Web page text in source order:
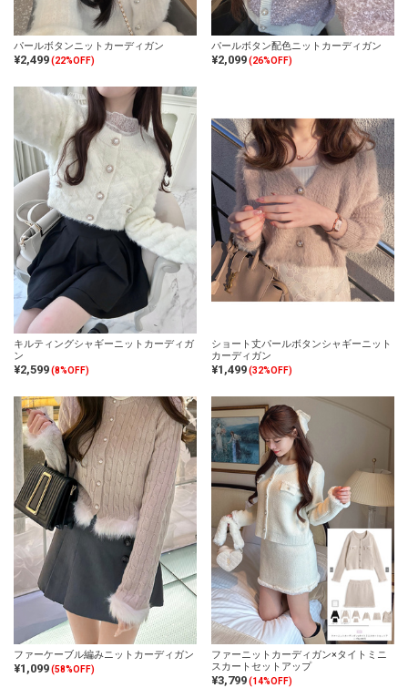
パールボタンニットカーディガン
¥2,499(22%OFF)
パールボタン配色ニットカーディガン
¥2,099(26%OFF)
キルティングシャギーニットカーディガ
ン
¥2,599(8%OFF)
ショート丈パールボタンシャギーニット
カーディガン
¥1,499(32%OFF)
ファーケーブル編みニットカーディガン
¥1,099(58%OFF)
ファーニットカーディガン×タイトミニ
スカートセットアップ
¥3,799(14%OFF)